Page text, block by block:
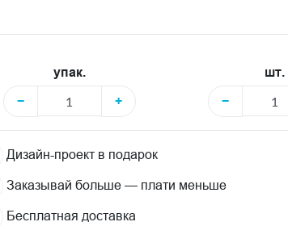
упак.
−
+
шт.
−
Дизайн-проект в подарок
Заказывай больше — плати меньше
Бесплатная доставка